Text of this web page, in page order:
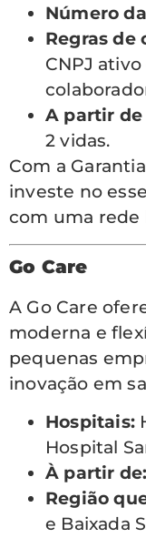
Número
Regras de
CNPJ
A partir de
2 vidas.
Com a
investe no
com uma
Go Care
A Go Care
moderna e
pequenas
inovação em
Hospitais:
Hospital
À partir de:
Região
e Baixada